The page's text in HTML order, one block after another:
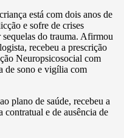
está com dois anos de
e sofre de crises
do trauma. Afirmou
recebeu a prescrição
Neuropsicosocial com
de sono e vigília com
plano de saúde, recebeu a
contratual e de ausência de